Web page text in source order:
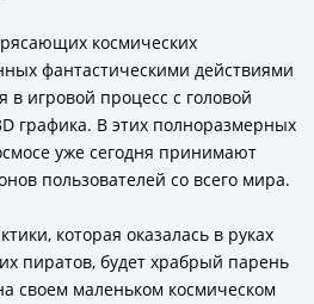
космических
фантастическими действиями
в игровой процесс с головой
графика. В этих полноразмерных
уже сегодня принимают
пользователей со всего мира.
которая оказалась в руках
пиратов, будет храбрый парень
своем маленьком космическом